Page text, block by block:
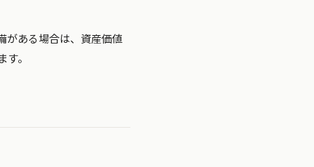
がある場合は、資産価値
。